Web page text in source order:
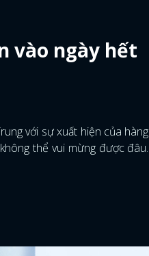
vào ngày hết
với sự xuất hiện của hàng
thể vui mừng được đâu.